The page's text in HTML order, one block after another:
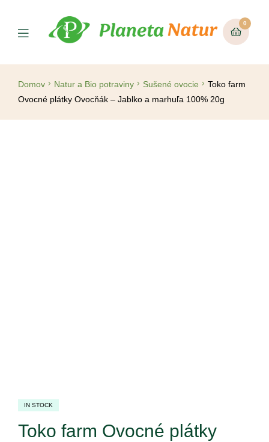
0
Domov Natur a Bio potraviny Sušené ovocie
Toko farm
Ovocné plátky Ovocňák – Jablko a marhuľa 100% 20g
IN STOCK
Toko farm Ovocné plátky